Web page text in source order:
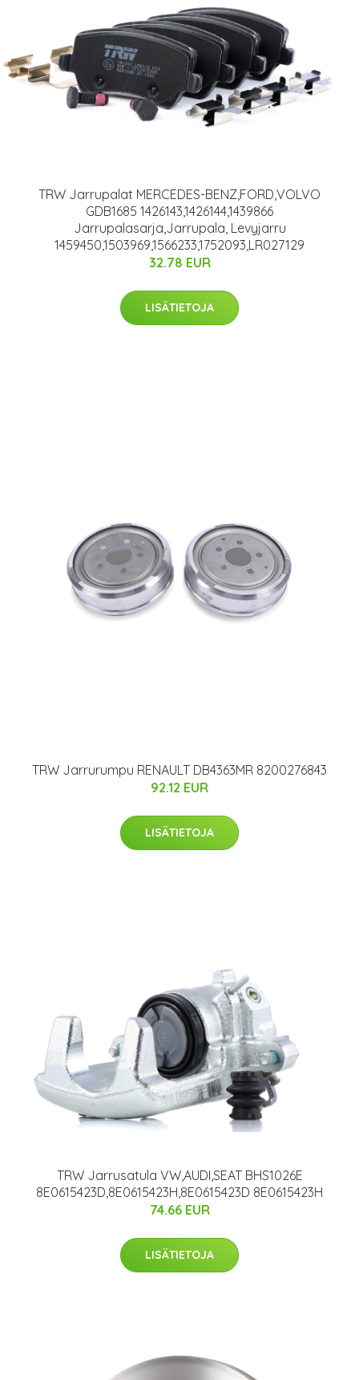
TRW Jarrupalat MERCEDES-BENZ,FORD,VOLVO
GDB1685 1426143,1426144,1439866
Jarrupalasarja,Jarrupala, Levyjarru
1459450,1503969,1566233,1752093,LR027129
32.78 EUR
LISÄTIETOJA
TRW Jarrurumpu RENAULT DB4363MR 8200276843
92.12 EUR
LISÄTIETOJA
TRW Jarrusatula VW,AUDI,SEAT BHS1026E
8E0615423D,8E0615423H,8E0615423D 8E0615423H
74.66 EUR
LISÄTIETOJA